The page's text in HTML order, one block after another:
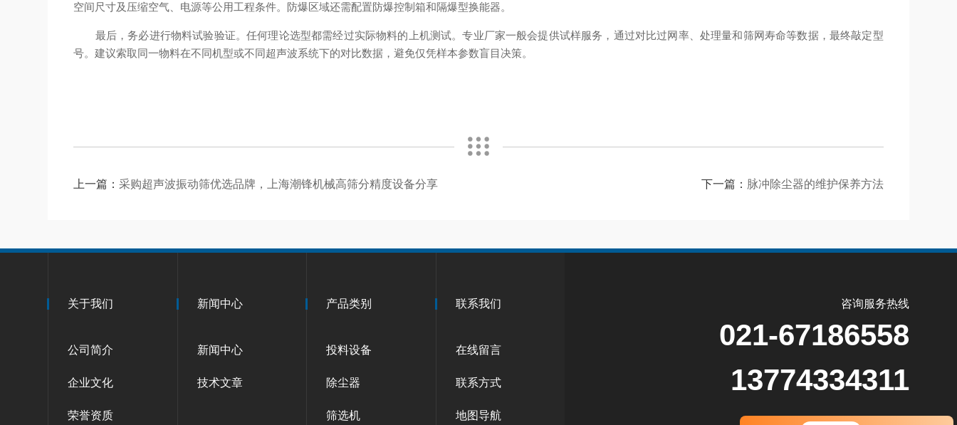
空间尺寸及压缩空气、电源等公用工程条件。防爆区域还需配置防爆控制箱和隔爆型换能器。
最后，务必进行物料试验验证。任何理论选型都需经过实际物料的上机测试。专业厂家一般会提供试样服务，通过对比过网率、处理量和筛网寿命等数据，最终敲定型
号。建议索取同一物料在不同机型或不同超声波系统下的对比数据，避免仅凭样本参数盲目决策。
上一篇：采购超声波振动筛优选品牌，上海潮锋机械高筛分精度设备分享 下一篇： 脉冲除尘器的维护保养方法
关于我们
公司简介
企业文化
荣誉资质
新闻中心
新闻中心
技术文章
产品类别
投料设备
除尘器
筛选机
联系我们
在线留言
联系方式
地图导航
咨询服务热线
021-67186558
13774334311